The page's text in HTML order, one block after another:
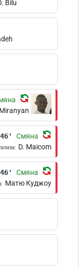
Bilu
46' Смяна
D. Maicom
46' Смяна
Матю Куджоу